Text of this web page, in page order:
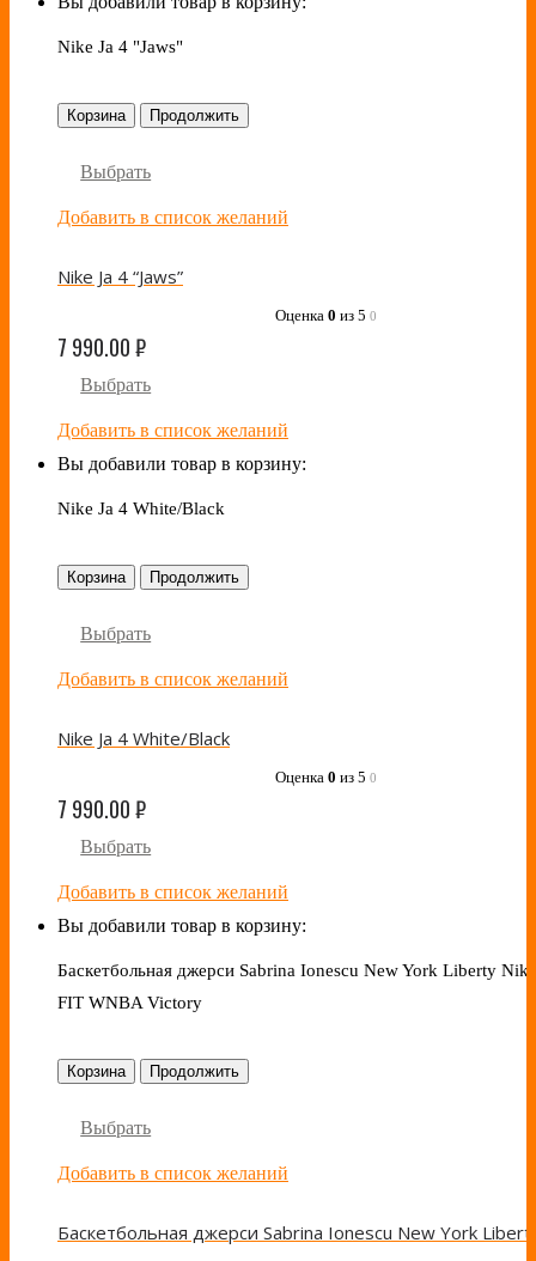
Nike Ja 4 "Jaws"
Корзина Продолжить
Выбрать
Добавить в список желаний
Nike Ja 4 “Jaws”
Оценка 0 из 5 0
7 990.00₽
Выбрать
Добавить в список желаний
Вы добавили товар в корзину:
Nike Ja 4 White/Black
Корзина Продолжить
Выбрать
Добавить в список желаний
Nike Ja 4 White/Black
Оценка 0 из 5 0
7 990.00₽
Выбрать
Добавить в список желаний
Вы добавили товар в корзину:
Баскетбольная джерси Sabrina Ionescu New York Liberty
FIT WNBA Victory
Корзина Продолжить
Выбрать
Добавить в список желаний